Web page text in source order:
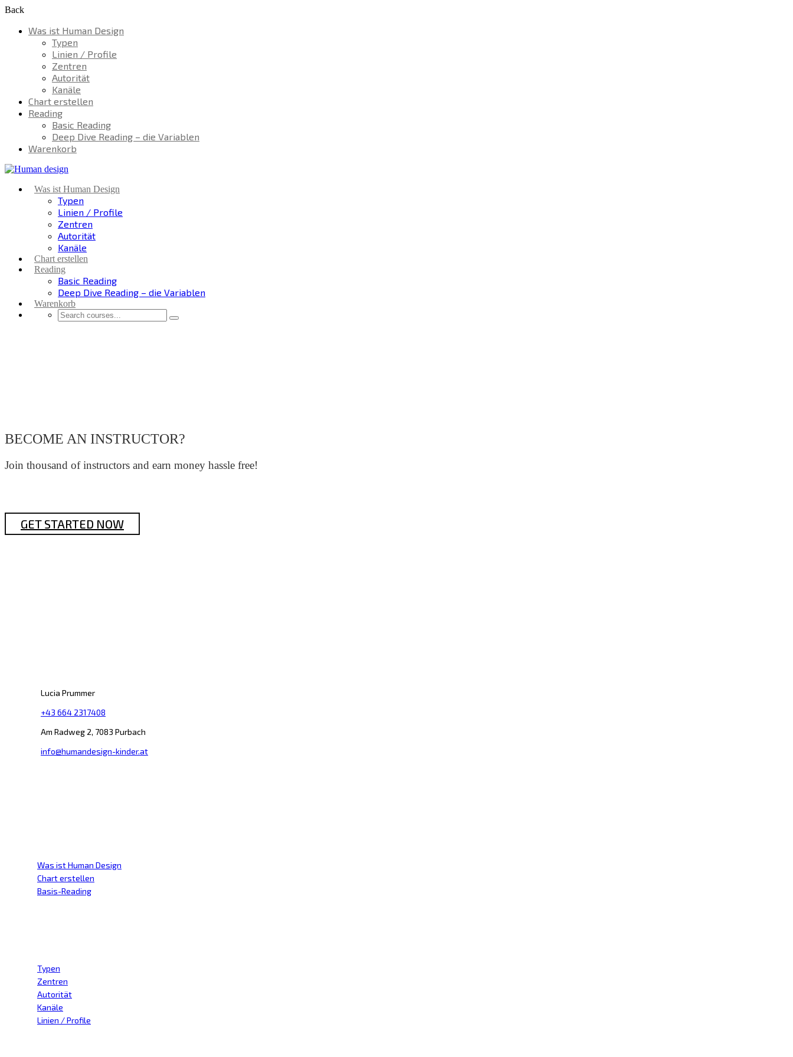
Back
Was ist Human Design
Typen
Linien / Profile
Zentren
Autorität
Kanäle
Chart erstellen
Reading
Basic Reading
Deep Dive Reading – die Variablen
Warenkorb
Was ist Human Design
Typen
Linien / Profile
Zentren
Autorität
Kanäle
Chart erstellen
Reading
Basic Reading
Deep Dive Reading – die Variablen
Warenkorb
BECOME AN INSTRUCTOR?
Join thousand of instructors and earn money hassle free!
GET STARTED NOW
Lucia Prummer
+43 664 2317408
Am Radweg 2, 7083 Purbach
info@humandesign-kinder.at
Was ist Human Design
Chart erstellen
Basis-Reading
Typen
Zentren
Autorität
Kanäle
Linien / Profile